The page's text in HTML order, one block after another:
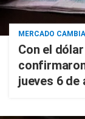
MERCADO
Con el
jueves 6 de